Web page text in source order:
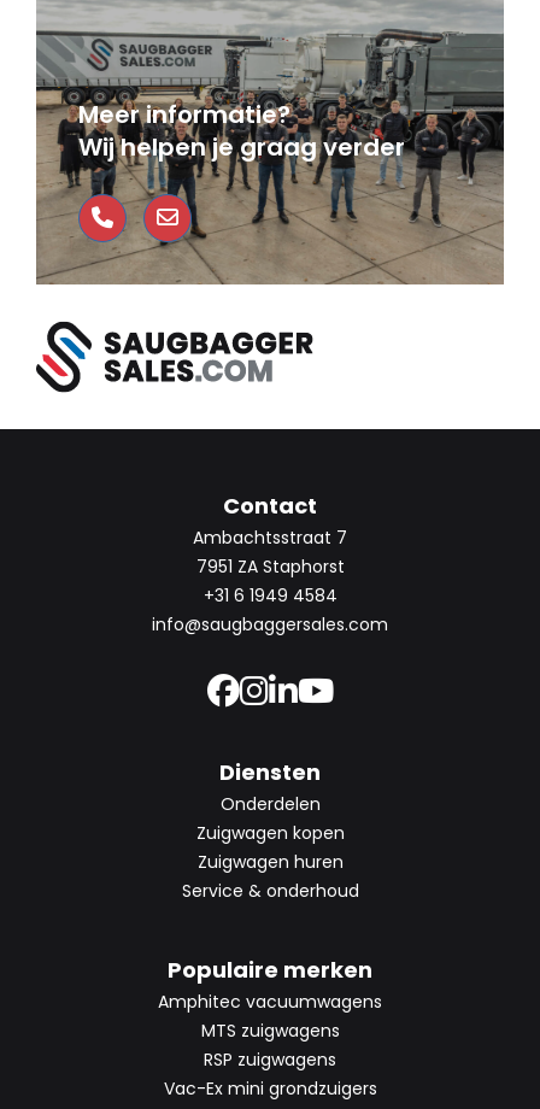
Meer informatie?
Wij helpen je graag verder
Contact
Ambachtsstraat 7
7951 ZA Staphorst
+31 6 1949 4584
info@saugbaggersales.com
Diensten
Onderdelen
Zuigwagen kopen
Zuigwagen huren
Service & onderhoud
Populaire merken
Amphitec vacuumwagens
MTS zuigwagens
RSP zuigwagens
Vac-Ex mini grondzuigers